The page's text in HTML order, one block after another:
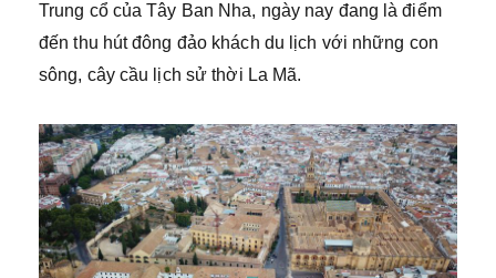
Trung cổ của Tây Ban Nha, ngày nay đang là điểm
đến thu hút đông đảo khách du lịch với những con
sông, cây cầu lịch sử thời La Mã.